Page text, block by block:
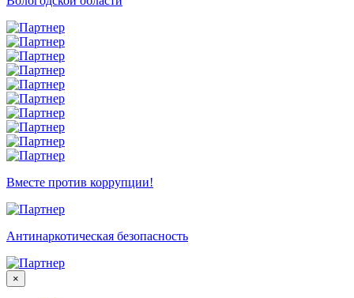
Вместе против коррупции!
Антинаркотическая безопасность
×